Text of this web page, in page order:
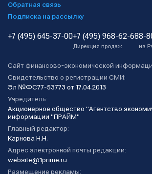
Обратная связь
Подписка на рассылку
+7 (495) 645-37-00+7 (495) 968-62-68
Дирекция продаж
8-
из
Сайт финансово-экономической
Свидетельство о регистрации СМИ:
Эл №ФС77-53773 от 17.04.2013
Учредитель:
Акционерное общество "Агентство
информации "ПРАЙМ"
Главный редактор:
Карнова Н.Н.
Адрес электронной почты редакции:
website@1prime.ru
Размещение рекламы: